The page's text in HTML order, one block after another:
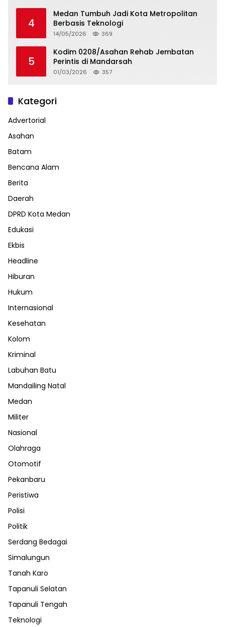
4
Medan Tumbuh Jadi Kota Metropolitan
Berbasis Teknologi
14/05/2026 369
5
Kodim 0208/Asahan Rehab Jembatan
Perintis di Mandarsah
01/03/2026 357
Kategori
Advertorial
Asahan
Batam
Bencana Alam
Berita
Daerah
DPRD Kota Medan
Edukasi
Ekbis
Headline
Hiburan
Hukum
Internasional
Kesehatan
Kolom
Kriminal
Labuhan Batu
Mandailing Natal
Medan
Militer
Nasional
Olahraga
Otomotif
Pekanbaru
Peristiwa
Polisi
Politik
Serdang Bedagai
Simalungun
Tanah Karo
Tapanuli Selatan
Tapanuli Tengah
Teknologi